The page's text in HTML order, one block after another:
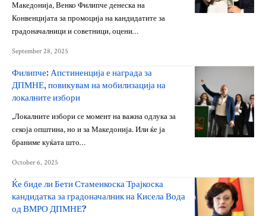
Македонија, Венко Филипче денеска на
Конвенцијата за промоција на кандидатите за
градоначалници и советници, оцени…
September 28, 2025
Филипче: Апстиненција е награда за
ДПМНЕ, повикувам на мобилизација на
локалните избори
„Локалните избори се момент на важна одлука за
секоја општина, но и за Македонија. Или ќе ја
браниме куќата што…
October 6, 2025
Ќе биде ли Бети Стаменкоска Трајкоска
кандидатка за градоначалник на Кисела Вода
од ВМРО ДПМНЕ?